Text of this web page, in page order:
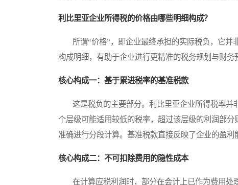
利比里亚企业所得税的价格由哪些明细构成？
所谓“价格”，即企业最终承担的实际税负，它并
构成明细，有助于企业进行更精准的税务规划与财务
核心构成一：基于累进税率的基准税款
这是税负的主要部分。利比里亚企业所得税率并
个层级可能适用较低的税率，超过该层级的利润部
准确进行分段计算。基准税款直接反映了企业的盈利
核心构成二：不可扣除费用的隐性成本
在计算应税利润时，部分在会计上已作为费用处